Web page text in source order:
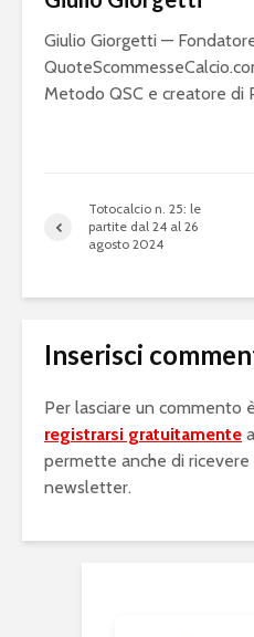
Giulio Giorgetti —
Metodo QSC e creatore di
Totocalcio n. 25: le
partite dal 24 al 26
agosto 2024
Inserisci
Per lasciare un commento
registrarsi gratuitamente
permette anche di
newsletter.